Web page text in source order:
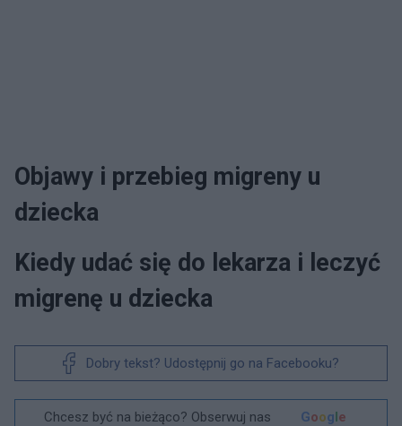
Objawy i przebieg migreny u
dziecka
Kiedy udać się do lekarza i leczyć
migrenę u dziecka
Dobry tekst? Udostępnij go na Facebooku?
Chcesz być na bieżąco? Obserwuj nas
Google